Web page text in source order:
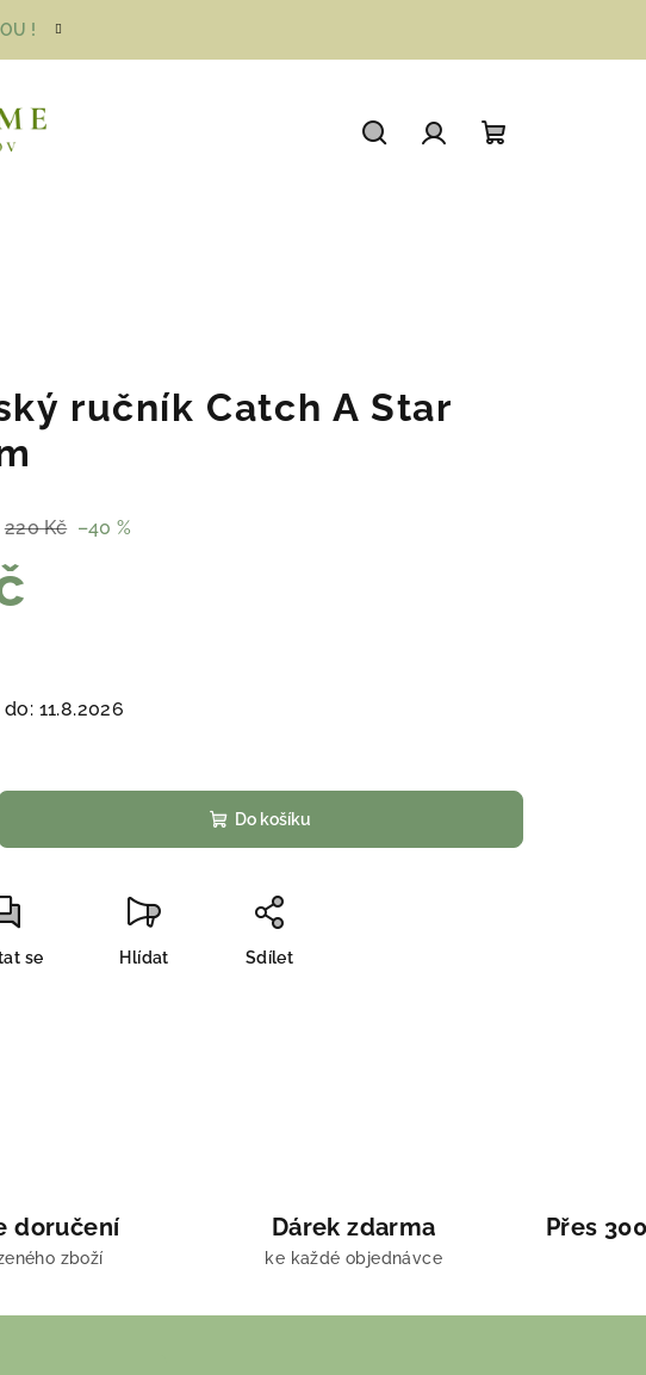
!
ručník Catch A Star
220 Kč –40 %
11.8.2026
Do košíku
se Hlídat Sdílet
doručení
zboží
Dárek zdarma
ke každé objednávce
Přes